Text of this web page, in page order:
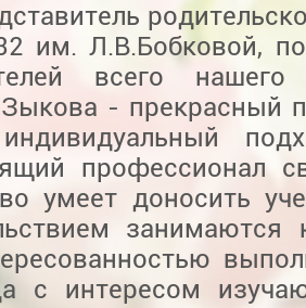
им. Л.В.Бобковой,
всего нашего
- прекрасный
профессионал
умеет доносить
занимаются
с интересом